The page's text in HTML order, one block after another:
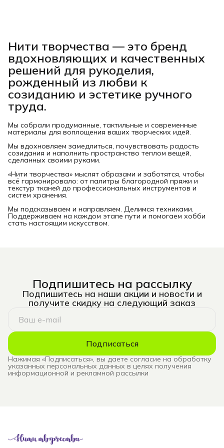
Нити творчества — это бренд
вдохновляющих и качественных
решений для рукоделия,
рожденный из любви к
созиданию и эстетике ручного
труда.
Мы собрали продуманные, тактильные и современные
материалы для воплощения ваших творческих идей.
Мы вдохновляем замедлиться, почувствовать радость
созидания и наполнить пространство теплом вещей,
сделанных своими руками.
«Нити творчества» мыслят образами и заботятся, чтобы
всё гармонировало: от палитры благородной пряжи и
текстур тканей до профессиональных инструментов и
систем хранения.
Мы подсказываем и направляем. Делимся техниками.
Поддерживаем на каждом этапе пути и помогаем хобби
стать настоящим искусством.
Подпишитесь на рассылку
Подпишитесь на наши акции и новости и
получите скидку на следующий заказ
Подписаться
Нажимая «Подписаться», вы даете согласие на обработку
указанных персональных данных в целях получения
информационной и рекламной рассылки